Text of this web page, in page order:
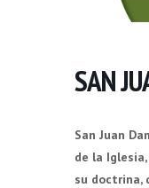
SAN
San Juan
de la
su doctrina,